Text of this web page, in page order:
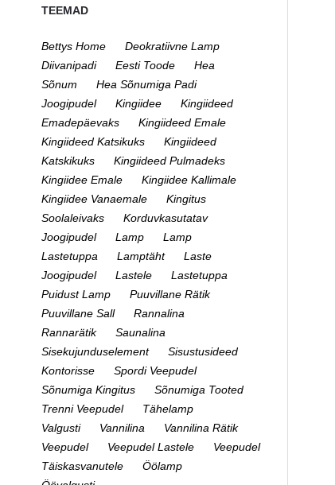
TEEMAD
Bettys Home
Deokratiivne Lamp
Diivanipadi
Eesti Toode
Hea
Sõnum
Hea Sõnumiga Padi
Joogipudel
Kingiidee
Kingiideed
Emadepäevaks
Kingiideed Emale
Kingiideed Katsikuks
Kingiideed
Katskikuks
Kingiideed Pulmadeks
Kingiidee Emale
Kingiidee Kallimale
Kingiidee Vanaemale
Kingitus
Soolaleivaks
Korduvkasutatav
Joogipudel
Lamp
Lamp
Lastetuppa
Lamptäht
Laste
Joogipudel
Lastele
Lastetuppa
Puidust Lamp
Puuvillane Rätik
Puuvillane Sall
Rannalina
Rannarätik
Saunalina
Sisekujunduselement
Sisustusideed
Kontorisse
Spordi Veepudel
Sõnumiga Kingitus
Sõnumiga Tooted
Trenni Veepudel
Tähelamp
Valgusti
Vannilina
Vannilina Rätik
Veepudel
Veepudel Lastele
Veepudel
Täiskasvanutele
Öölamp